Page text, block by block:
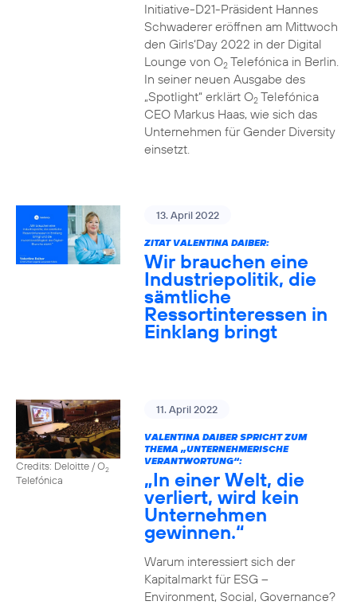
Initiative-D21-Präsident Hannes
Schwaderer eröffnen am Mittwoch
den Girls‘Day 2022 in der Digital
Lounge von O2Telefónica in Berlin.
In seiner neuen Ausgabe des
„Spotlight“ erklärt O2Telefónica
CEO Markus Haas, wie sich das
Unternehmen für Gender Diversity
einsetzt.
13. April 2022
ZITAT VALENTINA DAIBER:
Wir brauchen eine
Industriepolitik, die
sämtliche
Ressortinteressen in
Einklang bringt
Credits: Deloitte / O2
Telefónica
11. April 2022
VALENTINA DAIBER SPRICHT ZUM
THEMA „UNTERNEHMERISCHE
VERANTWORTUNG“:
„In einer Welt, die
verliert, wird kein
Unternehmen
gewinnen.“
Warum interessiert sich der
Kapitalmarkt für ESG –
Environment, Social, Governance?